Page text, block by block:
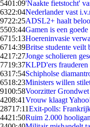
5401:09'Naakte fietstocht'
6322:04Nederlander vast
9722:25ADSL2+ haalt
5503:44Gamen is een
6715:13Hoereninvasie
6714:39Britse studente veilt
4217:27Jonge scholieren
7719:37KLPD'ers frauderen
6317:54Schipholse
6518:23Ministers willen
9100:58Voorzitter
4208:41Vrouw klaagt
28717:11Exit-polls:
4421:50Ruim 2.000